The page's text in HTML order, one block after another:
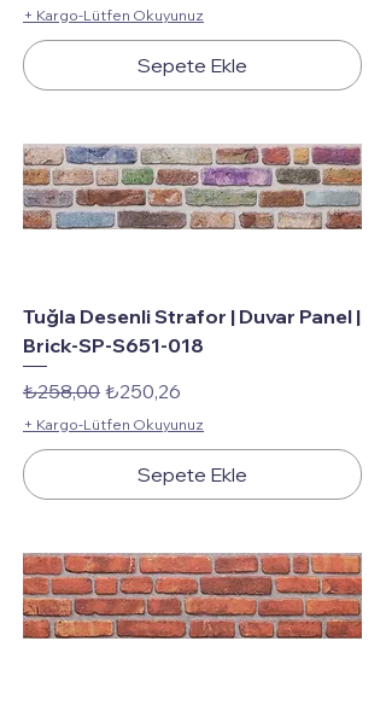
+ Kargo-Lütfen Okuyunuz
Sepete Ekle
Tuğla Desenli Strafor | Duvar Panel |
Brick-SP-S651-018
Normal Fiyat
₺258,00 İndirimli Fiyat
₺250,26
+ Kargo-Lütfen Okuyunuz
Sepete Ekle